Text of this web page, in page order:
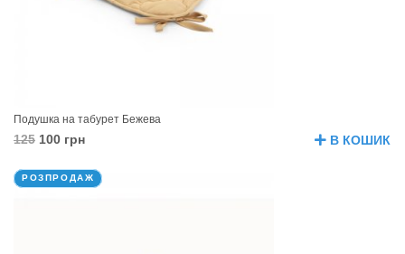
Подушка на табурет Бежева
125 100 грн В КОШИК
РОЗПРОДАЖ